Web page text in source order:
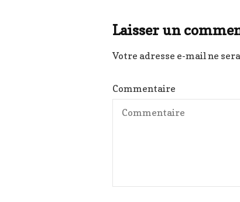
Laisser un
Votre adresse e-mail ne
Commentaire